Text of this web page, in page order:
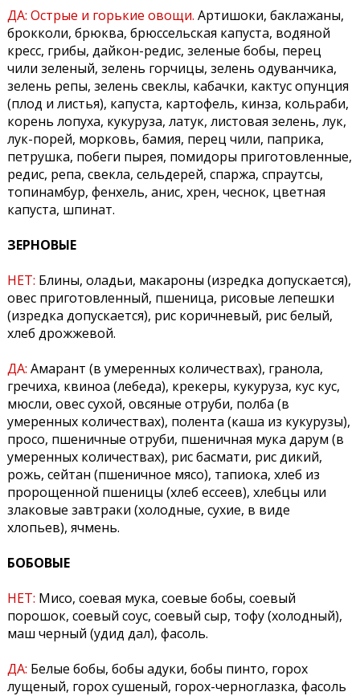
ДА: Острые и горькие овощи. Артишоки, баклажаны,
брокколи, брюква, брюссельская капуста, водяной
кресс, грибы, дайкон-редис, зеленые бобы, перец
чили зеленый, зелень горчицы, зелень одуванчика,
зелень репы, зелень свеклы, кабачки, кактус опунция
(плод и листья), капуста, картофель, кинза, кольраби,
корень лопуха, кукуруза, латук, листовая зелень, лук,
лук-порей, морковь, бамия, перец чили, паприка,
петрушка, побеги пырея, помидоры приготовленные,
редис, репа, свекла, сельдерей, спаржа, спраутсы,
топинамбур, фенхель, анис, хрен, чеснок, цветная
капуста, шпинат.
ЗЕРНОВЫЕ
НЕТ: Блины, оладьи, макароны (изредка допускается),
овес приготовленный, пшеница, рисовые лепешки
(изредка допускается), рис коричневый, рис белый,
хлеб дрожжевой.
ДА: Амарант (в умеренных количествах), гранола,
гречиха, квиноа (лебеда), крекеры, кукуруза, кус кус,
мюсли, овес сухой, овсяные отруби, полба (в
умеренных количествах), полента (каша из кукурузы),
просо, пшеничные отруби, пшеничная мука дарум (в
умеренных количествах), рис басмати, рис дикий,
рожь, сейтан (пшеничное мясо), тапиока, хлеб из
пророщенной пшеницы (хлеб ессеев), хлебцы или
злаковые завтраки (холодные, сухие, в виде
хлопьев), ячмень.
БОБОВЫЕ
НЕТ: Мисо, соевая мука, соевые бобы, соевый
порошок, соевый соус, соевый сыр, тофу (холодный),
маш черный (удид дал), фасоль.
ДА: Белые бобы, бобы адуки, бобы пинто, горох
лущеный, горох сушеный, горох-черноглазка, фасоль